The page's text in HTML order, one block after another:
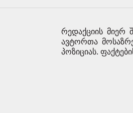
რედაქციის მიერ
ავტორთა
პოზიციას.